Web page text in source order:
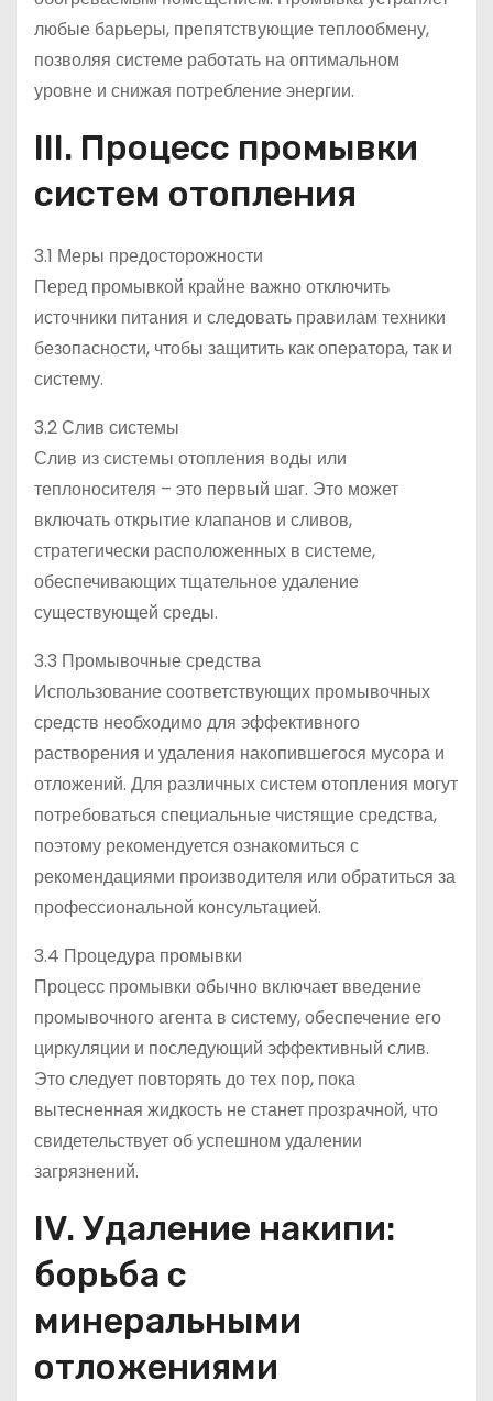
любые барьеры, препятствующие теплообмену,
позволяя системе работать на оптимальном
уровне и снижая потребление энергии.
III. Процесс промывки
систем отопления
3.1 Меры предосторожности
Перед промывкой крайне важно отключить
источники питания и следовать правилам техники
безопасности, чтобы защитить как оператора, так и
систему.
3.2 Слив системы
Слив из системы отопления воды или
теплоносителя – это первый шаг. Это может
включать открытие клапанов и сливов,
стратегически расположенных в системе,
обеспечивающих тщательное удаление
существующей среды.
3.3 Промывочные средства
Использование соответствующих промывочных
средств необходимо для эффективного
растворения и удаления накопившегося мусора и
отложений. Для различных систем отопления могут
потребоваться специальные чистящие средства,
поэтому рекомендуется ознакомиться с
рекомендациями производителя или обратиться за
профессиональной консультацией.
3.4 Процедура промывки
Процесс промывки обычно включает введение
промывочного агента в систему, обеспечение его
циркуляции и последующий эффективный слив.
Это следует повторять до тех пор, пока
вытесненная жидкость не станет прозрачной, что
свидетельствует об успешном удалении
загрязнений.
IV. Удаление накипи:
борьба с
минеральными
отложениями